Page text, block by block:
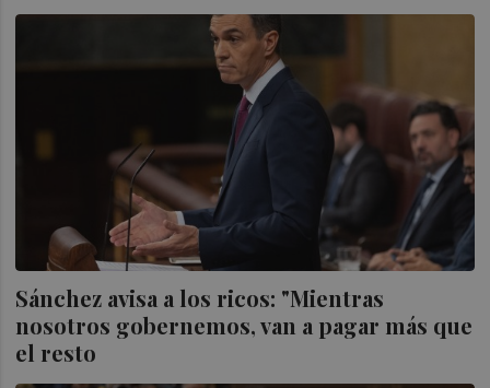
Sánchez avisa a los ricos: "Mientras
nosotros gobernemos, van a pagar más que
el resto